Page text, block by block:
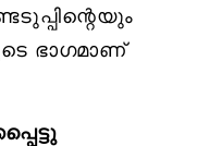
ഭാഗമാണ്